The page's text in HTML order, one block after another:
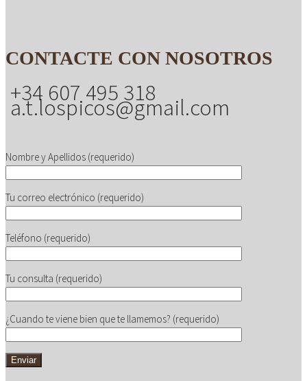
CONTACTE CON NOSOTROS
+34 607 495 318
a.t.lospicos@gmail.com
Nombre y Apellidos (requerido)
Tu correo electrónico (requerido)
Teléfono (requerido)
Tu consulta (requerido)
¿Cuando te viene bien que te llamemos? (requerido)